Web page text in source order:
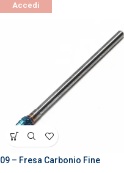
Accedi
09 – Fresa Carbonio Fine